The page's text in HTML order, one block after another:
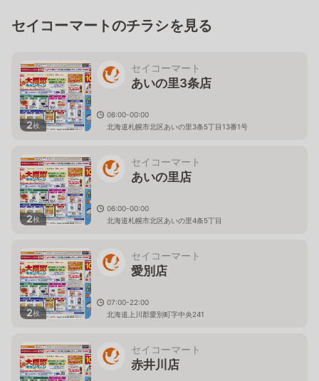
セイコーマートのチラシを見る
2枚
セイコーマート
あいの里3条店
06:00-00:00
北海道札幌市北区あいの里3条5丁目13番1号
2枚
セイコーマート
あいの里店
06:00-00:00
北海道札幌市北区あいの里4条5丁目
2枚
セイコーマート
愛別店
07:00-22:00
北海道上川郡愛別町字中央241
セイコーマート
赤井川店